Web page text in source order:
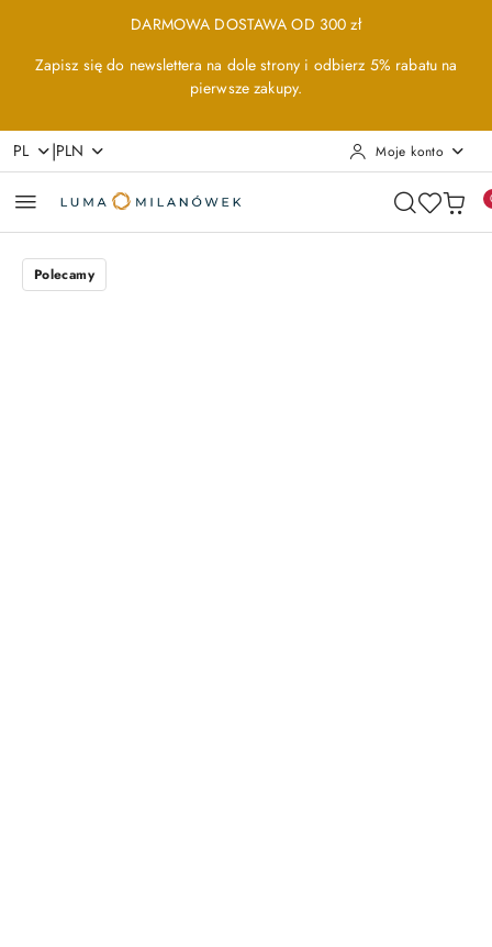
Przejdź do treści głównej
Przejdź do wyszukiwarki
Przejdź do moje konto
Przejdź do menu głównego
Przejdź do opisu produktu
Przejdź do stopkiDARMOWA DOSTAWA OD 300 zł
Zapisz się do newslettera na dole strony i odbierz 5% rabatu na
pierwsze zakupy.
PL |PLN Moje konto
Polecamy